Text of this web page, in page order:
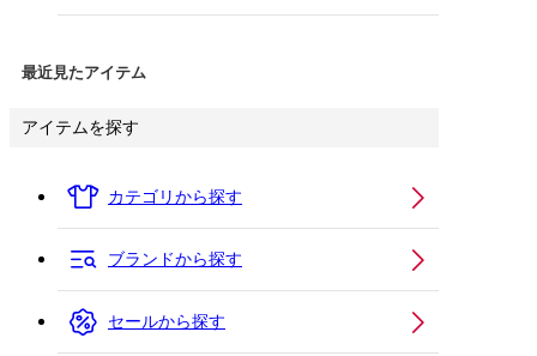
最近見たアイテム
アイテムを探す
カテゴリから探す
ブランドから探す
セールから探す